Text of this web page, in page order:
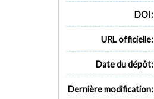
DOI:
URL officielle:
Date du dépôt:
Dernière modification: